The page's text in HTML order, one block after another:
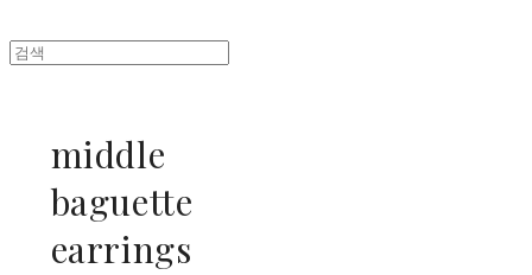
middle
baguette
earrings